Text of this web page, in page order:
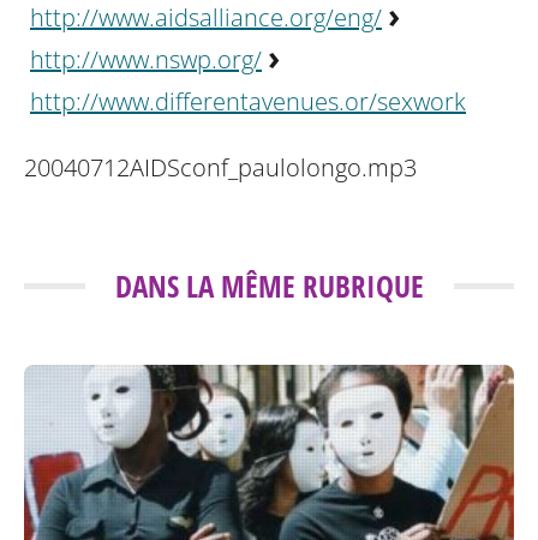
http://www.aidsalliance.org/eng/
http://www.nswp.org/
http://www.differentavenues.or/sexwork
20040712AIDSconf_paulolongo.mp3
DANS LA MÊME RUBRIQUE